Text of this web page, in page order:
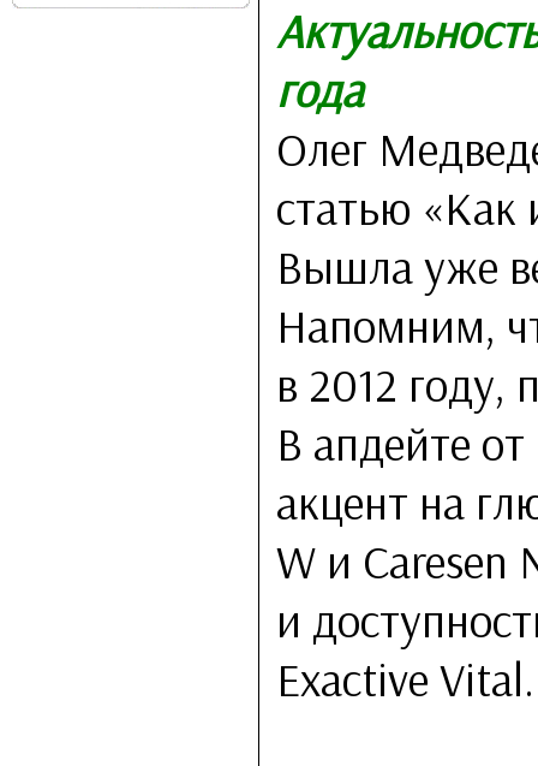
года
Олег
статью «Как
Вышла уже
Напомним,
в 2012 году,
В апдейте
акцент на
W и Caresen
и
Exactive Vital.